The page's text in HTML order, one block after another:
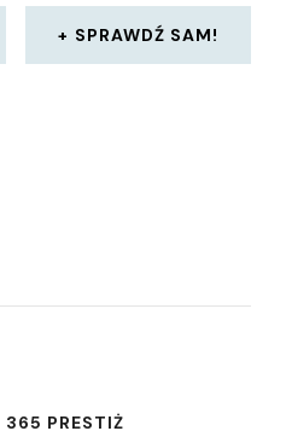
SPRAWDŹ SAM!
365 PRESTIŻ